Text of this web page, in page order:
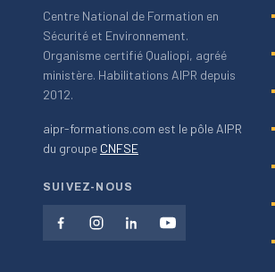
Centre National de Formation en
Sécurité et Environnement.
Organisme certifié Qualiopi, agréé
ministère. Habilitations AIPR depuis
2012.
aipr-formations.com est le pôle AIPR
du groupe CNFSE
SUIVEZ-NOUS